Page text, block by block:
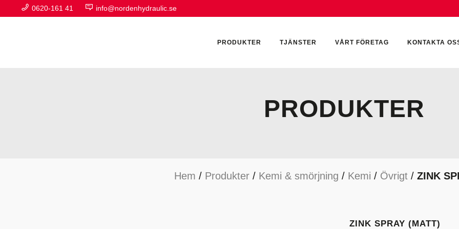
0620-161 41 info@nordenhydraulic.se
PRODUKTER
HYDRAULIKTILLBEHÖR HYDRAULMOTORER
TJÄNSTER VÅRT FÖRETAG KONTAKTA
PRODUKTER
Hem / Produkter/ Kemi & smörjning / Kemi / Övrigt/ ZINK
ZINK SPRAY (MATT)